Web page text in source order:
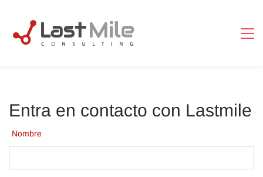
Entra en contacto con Lastmile
Nombre